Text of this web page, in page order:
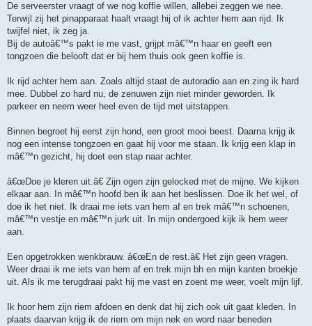
De serveerster vraagt of we nog koffie willen, allebei zeggen we nee.
Terwijl zij het pinapparaat haalt vraagt hij of ik achter hem aan rijd. Ik
twijfel niet, ik zeg ja.
Bij de autoâ€™s pakt ie me vast, grijpt mâ€™n haar en geeft een
tongzoen die belooft dat er bij hem thuis ook geen koffie is.
Ik rijd achter hem aan. Zoals altijd staat de autoradio aan en zing ik hard
mee. Dubbel zo hard nu, de zenuwen zijn niet minder geworden. Ik
parkeer en neem weer heel even de tijd met uitstappen.
Binnen begroet hij eerst zijn hond, een groot mooi beest. Daarna krijg ik
nog een intense tongzoen en gaat hij voor me staan. Ik krijg een klap in
mâ€™n gezicht, hij doet een stap naar achter.
â€œDoe je kleren uit.â€ Zijn ogen zijn gelocked met de mijne. We kijken
elkaar aan. In mâ€™n hoofd ben ik aan het beslissen. Doe ik het wel, of
doe ik het niet. Ik draai me iets van hem af en trek mâ€™n schoenen,
mâ€™n vestje en mâ€™n jurk uit. In mijn ondergoed kijk ik hem weer
aan.
Een opgetrokken wenkbrauw. â€œEn de rest.â€ Het zijn geen vragen.
Weer draai ik me iets van hem af en trek mijn bh en mijn kanten broekje
uit. Als ik me terugdraai pakt hij me vast en zoent me weer, voelt mijn lijf.
Ik hoor hem zijn riem afdoen en denk dat hij zich ook uit gaat kleden. In
plaats daarvan krijg ik de riem om mijn nek en word naar beneden